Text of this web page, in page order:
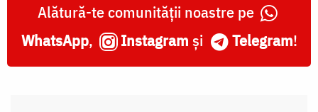
Alătură-te comunității noastre pe
WhatsApp, Instagram și Telegram!